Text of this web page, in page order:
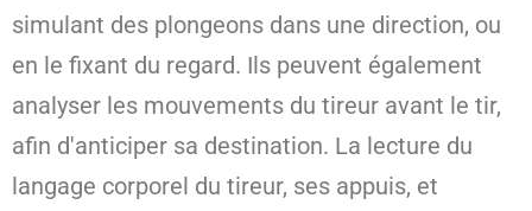
simulant des plongeons dans une direction, ou
en le fixant du regard. Ils peuvent également
analyser les mouvements du tireur avant le tir,
afin d'anticiper sa destination. La lecture du
langage corporel du tireur, ses appuis, et